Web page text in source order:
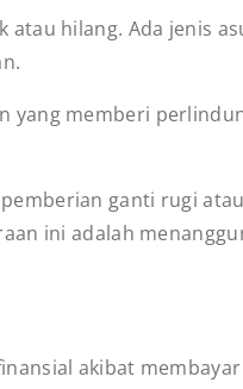
hilang. Ada jenis
yang memberi
ganti rugi
ini adalah
akibat